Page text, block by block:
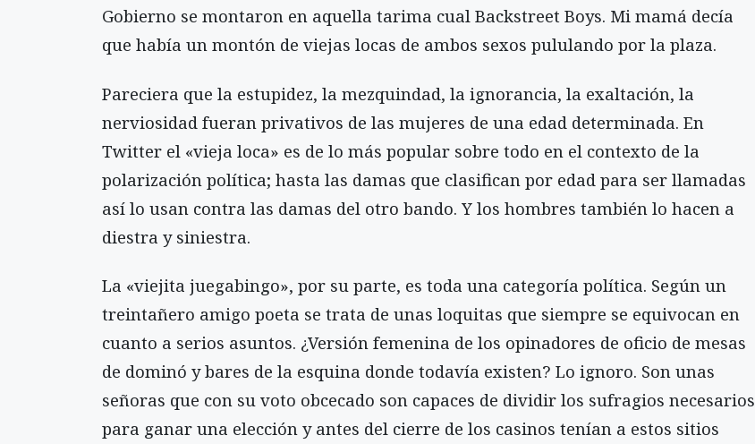
Gobierno se montaron en aquella tarima cual Backstreet Boys. Mi mamá decía
que había un montón de viejas locas de ambos sexos pululando por la plaza.
Pareciera que la estupidez, la mezquindad, la ignorancia, la exaltación, la
nerviosidad fueran privativos de las mujeres de una edad determinada. En
Twitter el «vieja loca» es de lo más popular sobre todo en el contexto de la
polarización política; hasta las damas que clasifican por edad para ser llamadas
así lo usan contra las damas del otro bando. Y los hombres también lo hacen a
diestra y siniestra.
La «viejita juegabingo», por su parte, es toda una categoría política. Según un
treintañero amigo poeta se trata de unas loquitas que siempre se equivocan en
cuanto a serios asuntos. ¿Versión femenina de los opinadores de oficio de mesas
de dominó y bares de la esquina donde todavía existen? Lo ignoro. Son unas
señoras que con su voto obcecado son capaces de dividir los sufragios necesarios
para ganar una elección y antes del cierre de los casinos tenían a estos sitios